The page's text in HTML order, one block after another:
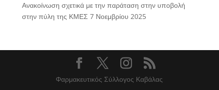
Ανακοίνωση σχετικά με την παράταση στην υποβολή
στην πύλη της ΚΜΕΣ 7 Νοεμβρίου 2025
Φαρμακευτικός Σύλλογος Καβάλας